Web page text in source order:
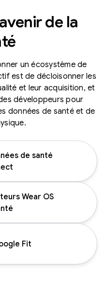
de la
un écosystème de
est de décloisonner les
et leur acquisition, et
développeurs pour
données de santé et de
de santé
Wear OS
Fit